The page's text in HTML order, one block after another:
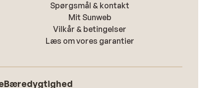
Spørgsmål & kontakt
Mit Sunweb
Vilkår & betingelser
Læs om vores garantier
Bæredygtighed